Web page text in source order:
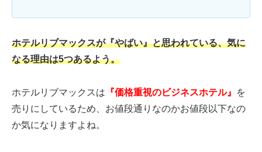
ホテルリブマックスが『やばい』と思われている、気に
なる理由は5つあるよう。
ホテルリブマックスは 『価格重視のビジネスホテル』
を
売りにしているため、お値段通りなのかお値段以下なの
か気になりますよね。